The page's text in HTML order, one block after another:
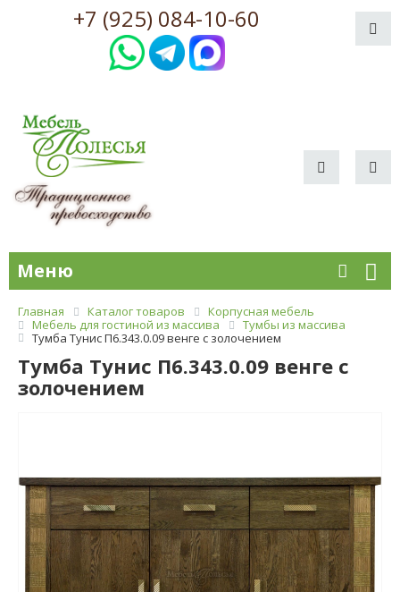
+7 (925) 084-10-60
Меню
Главная Каталог товаров
Корпусная мебель
Мебель для гостиной из массива
Тумбы из массива
Тумба Тунис П6.343.0.09 венге c золочением
Тумба Тунис П6.343.0.09 венге c
золочением